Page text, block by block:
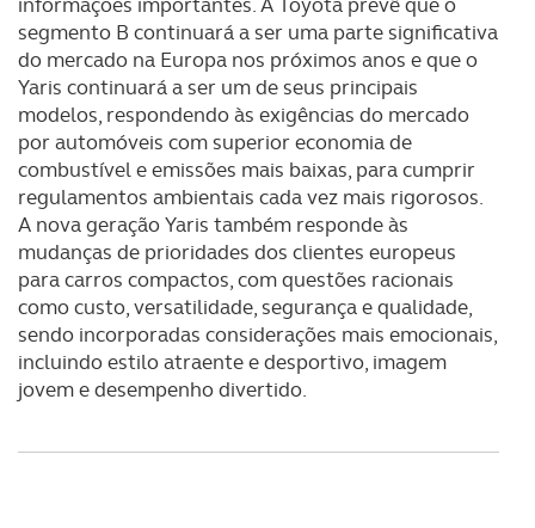
Realçamos que o bloqueio de certo tipo de Cookies e
tecnologias similares pode ter impacto na sua
experiência de navegação no Website e nos serviços
disponibilizados.
Consulte a política de cookies do site.
segmento B continuará a ser uma parte significativa
do mercado na Europa nos próximos anos e que o
Yaris continuará a ser um de seus principais
modelos, respondendo às exigências do mercado
por automóveis com superior economia de
combustível e emissões mais baixas, para cumprir
regulamentos ambientais cada vez mais rigorosos.
A nova geração Yaris também responde às
mudanças de prioridades dos clientes europeus
para carros compactos, com questões racionais
como custo, versatilidade, segurança e qualidade,
sendo incorporadas considerações mais emocionais,
incluindo estilo atraente e desportivo, imagem
jovem e desempenho divertido.